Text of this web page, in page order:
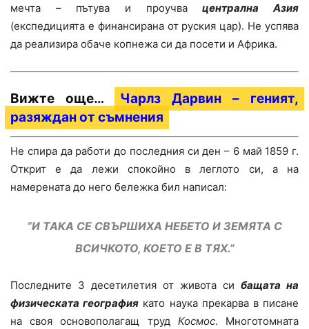
мечта – пътува и проучвацентрална Азия
(експедицията е финансирана от руския цар). Не успява
да реализира обаче копнежа си да посети и Африка.
Вижте още…
Чарлз Дарвин – геният,
разяждан от съмнения
Не спира да работи до последния си ден – 6 май 1859 г.
Открит е да лежи спокойно в леглото си, а на
намерената до него бележка бил написал:
“И ТАКА СЕ СВЪРШИХА НЕБЕТО И ЗЕМЯТА С
ВСИЧКОТО, КОЕТО Е В ТЯХ.”
Последните 3 десетилетия от живота си бащата на
физическата география като наука прекарва в писане
на своя основополагащ труд Космос. Многотомната